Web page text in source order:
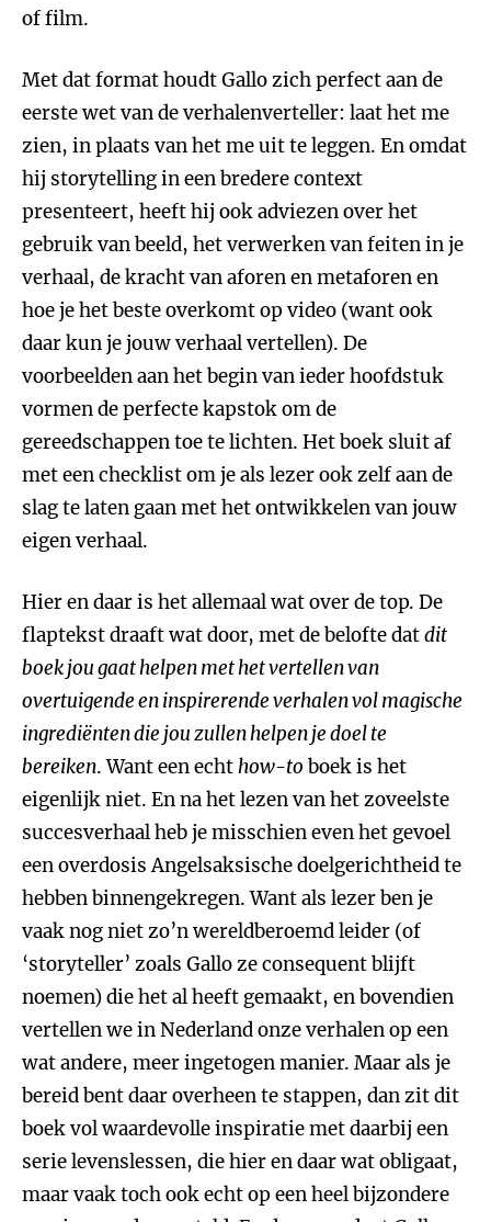
of film.
Met dat format houdt Gallo zich perfect aan de
eerste wet van de verhalenverteller: laat het me
zien, in plaats van het me uit te leggen. En omdat
hij storytelling in een bredere context
presenteert, heeft hij ook adviezen over het
gebruik van beeld, het verwerken van feiten in je
verhaal, de kracht van aforen en metaforen en
hoe je het beste overkomt op video (want ook
daar kun je jouw verhaal vertellen). De
voorbeelden aan het begin van ieder hoofdstuk
vormen de perfecte kapstok om de
gereedschappen toe te lichten. Het boek sluit af
met een checklist om je als lezer ook zelf aan de
slag te laten gaan met het ontwikkelen van jouw
eigen verhaal.
Hier en daar is het allemaal wat over de top. De
flaptekst draaft wat door, met de belofte datdit
boek jou gaat helpen met het vertellen van
overtuigende en inspirerende verhalen vol magische
ingrediënten die jou zullen helpen je doel te
bereiken. Want een echthow-to boek is het
eigenlijk niet. En na het lezen van het zoveelste
succesverhaal heb je misschien even het gevoel
een overdosis Angelsaksische doelgerichtheid te
hebben binnengekregen. Want als lezer ben je
vaak nog niet zo’n wereldberoemd leider (of
‘storyteller’ zoals Gallo ze consequent blijft
noemen) die het al heeft gemaakt, en bovendien
vertellen we in Nederland onze verhalen op een
wat andere, meer ingetogen manier. Maar als je
bereid bent daar overheen te stappen, dan zit dit
boek vol waardevolle inspiratie met daarbij een
serie levenslessen, die hier en daar wat obligaat,
maar vaak toch ook echt op een heel bijzondere